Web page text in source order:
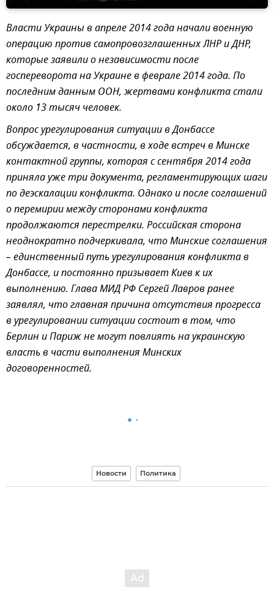
Власти Украины в апреле 2014 года начали военную
операцию против самопровозглашенных ЛНР и ДНР,
которые заявили о независимости после
госпереворота на Украине в феврале 2014 года. По
последним данным ООН, жертвами конфликта стали
около 13 тысяч человек.
Вопрос урегулирования ситуации в Донбассе
обсуждается, в частности, в ходе встреч в Минске
контактной группы, которая с сентября 2014 года
приняла уже три документа, регламентирующих шаги
по деэскалации конфликта. Однако и после соглашений
о перемирии между сторонами конфликта
продолжаются перестрелки. Российская сторона
неоднократно подчеркивала, что Минские соглашения
– единственный путь урегулирования конфликта в
Донбассе, и постоянно призывает Киев к их
выполнению. Глава МИД РФ Сергей Лавров ранее
заявлял, что главная причина отсутствия прогресса
в урегулировании ситуации состоит в том, что
Берлин и Париж не могут повлиять на украинскую
власть в части выполнения Минских
договоренностей.
Новости Политика